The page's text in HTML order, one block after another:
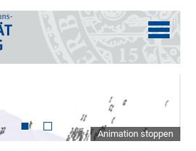
Animation stoppen